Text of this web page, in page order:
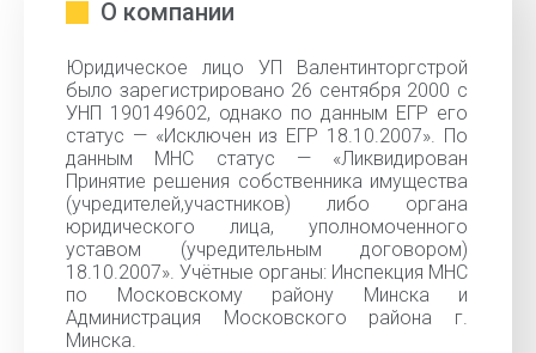
О компании
Юридическое лицо УП Валентинторгстрой
было зарегистрировано 26 сентября 2000 с
УНП 190149602, однако по данным ЕГР его
статус — «Исключен из ЕГР 18.10.2007». По
данным МНС статус — «Ликвидирован
Принятие решения собственника имущества
(учредителей,участников) либо органа
юридического лица, уполномоченного
уставом (учредительным договором)
18.10.2007». Учётные органы: Инспекция МНС
по Московскому району Минска и
Администрация Московского района г.
Минска.